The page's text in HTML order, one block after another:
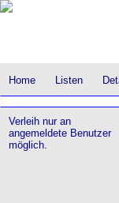
Home Listen
Verleih nur an
angemeldete Benutzer
möglich.